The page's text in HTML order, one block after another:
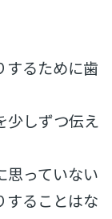
するために歯
少しずつ伝え
思っていない
することはな